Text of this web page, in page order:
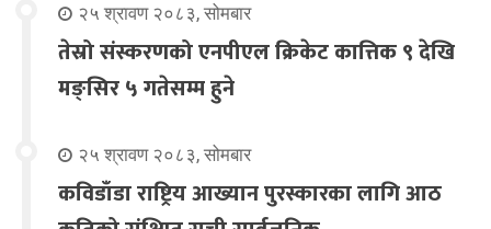
२५ श्रावण २०८३, सोमबार
तेस्रो संस्करणको एनपीएल क्रिकेट कात्तिक ९ देखि
मङ्सिर ५ गतेसम्म हुने
२५ श्रावण २०८३, सोमबार
कविडाँडा राष्ट्रिय आख्यान पुरस्कारका लागि आठ